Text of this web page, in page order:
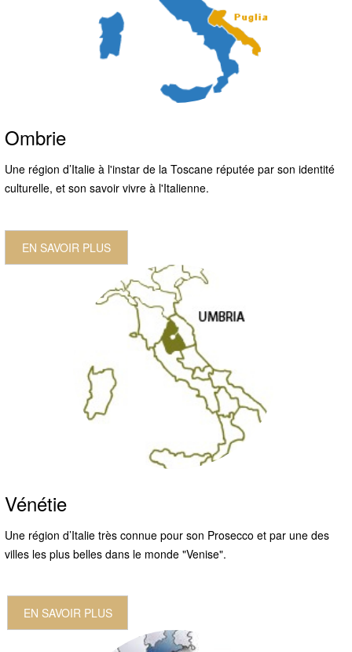
Ombrie
Une région d’Italie à l'instar de la Toscane réputée par son identité
culturelle, et son savoir vivre à l'Italienne.
EN SAVOIR PLUS
Vénétie
Une région d’Italie très connue pour son Prosecco et par une des
villes les plus belles dans le monde "Venise".
EN SAVOIR PLUS